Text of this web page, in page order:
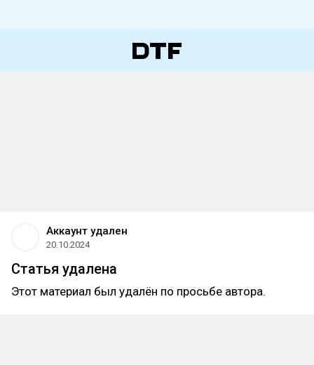
Аккаунт удален
20.10.2024
Статья удалена
Этот материал был удалён по просьбе автора.